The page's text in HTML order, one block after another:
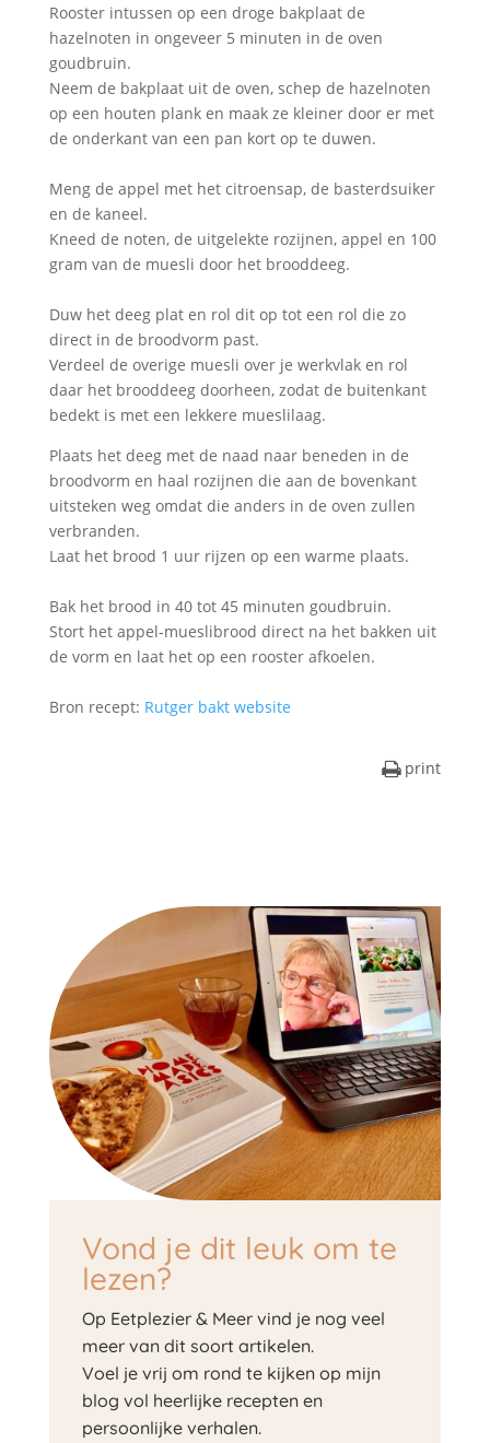
Rooster intussen op een droge bakplaat de
hazelnoten in ongeveer 5 minuten in de oven
goudbruin.
Neem de bakplaat uit de oven, schep de hazelnoten
op een houten plank en maak ze kleiner door er met
de onderkant van een pan kort op te duwen.
Meng de appel met het citroensap, de basterdsuiker
en de kaneel.
Kneed de noten, de uitgelekte rozijnen, appel en 100
gram van de muesli door het brooddeeg.
Duw het deeg plat en rol dit op tot een rol die zo
direct in de broodvorm past.
Verdeel de overige muesli over je werkvlak en rol
daar het brooddeeg doorheen, zodat de buitenkant
bedekt is met een lekkere mueslilaag.
Plaats het deeg met de naad naar beneden in de
broodvorm en haal rozijnen die aan de bovenkant
uitsteken weg omdat die anders in de oven zullen
verbranden.
Laat het brood 1 uur rijzen op een warme plaats.
Bak het brood in 40 tot 45 minuten goudbruin.
Stort het appel-mueslibrood direct na het bakken uit
de vorm en laat het op een rooster afkoelen.
Bron recept: Rutger bakt website
print
Vond je dit leuk om te
lezen?
Op Eetplezier & Meer vind je nog veel
meer van dit soort artikelen.
Voel je vrij om rond te kijken op mijn
blog vol heerlijke recepten en
persoonlijke verhalen.